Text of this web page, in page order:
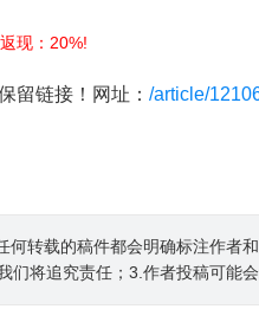
现：20%!
留链接！网址： /article/
何转载的稿件都会明确标注作者
们将追究责任；3.作者投稿可能